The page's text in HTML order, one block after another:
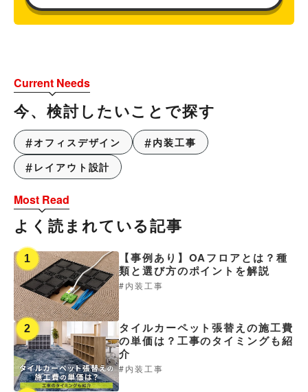
Current Needs
今、検討したいことで探す
オフィスデザイン
内装工事
レイアウト設計
Most Read
よく読まれている記事
1
【事例あり】OAフロアとは？種
類と選び方のポイントを解説
内装工事
2
タイルカーペット張替えの施工費
の単価は？工事のタイミングも紹
介
内装工事